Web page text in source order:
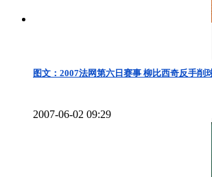
图文：2007法网第六日赛事 柳比西奇反手削
2007-06-02 09:29